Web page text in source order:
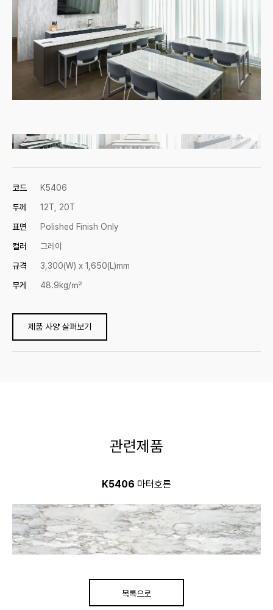
코드
K5406
두께
12T, 20T
표면
Polished Finish Only
컬러
그레이
규격
3,300(W) x 1,650(L)mm
무게
48.9kg/㎡
제품 사양 살펴보기
관련제품
K5406 마터호른
목록으로